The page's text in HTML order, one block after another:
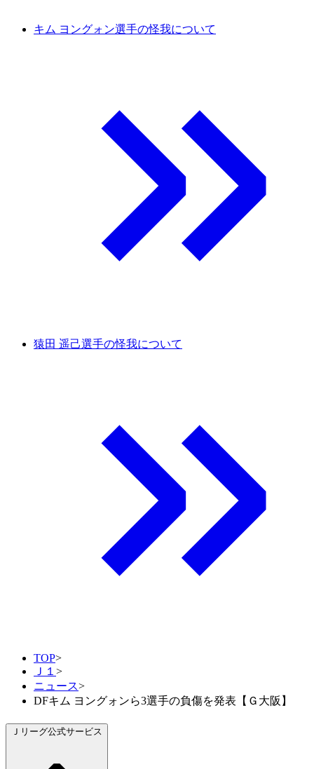
キム ヨングォン選手の怪我について
猿田 遥己選手の怪我について
TOP>
Ｊ１ >
ニュース>
DFキム ヨングォンら3選手の負傷を発表【Ｇ大阪】
Ｊリーグ公式サービス